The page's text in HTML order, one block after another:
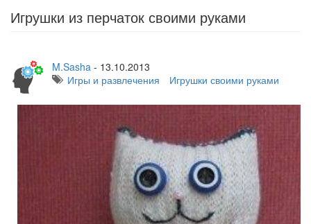
Игрушки из перчаток своими руками
M.Sasha - 13.10.2013
Игры и развлечения
Игрушки своими руками